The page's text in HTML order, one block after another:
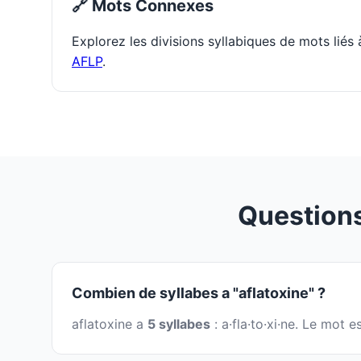
🔗 Mots Connexes
Explorez les divisions syllabiques de mots liés
AFLP.
Combien de syllabes a "aflatoxine" ?
aflatoxine a 5 syllabes : a·fla·to·xi·ne. Le